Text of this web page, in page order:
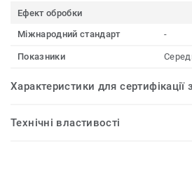
Ефект обробки
Міжнародний стандарт
-
Показники
Характеристики для сертифікації
Технічні властивості